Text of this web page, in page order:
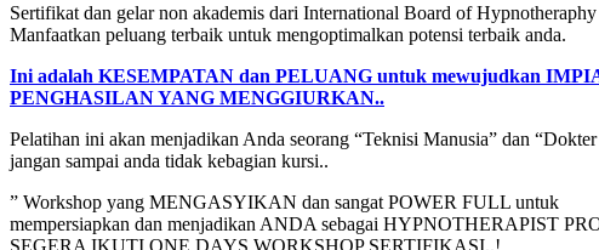
Sertifikat dan gelar non akademis dari International Board of
Manfaatkan peluang terbaik untuk mengoptimalkan potensi terbaik anda.
Ini adalah KESEMPATAN dan PELUANG untuk mewujudkan
PENGHASILAN YANG MENGGIURKAN..
Pelatihan ini akan menjadikan Anda seorang “Teknisi Manusia” dan
jangan sampai anda tidak kebagian kursi..
” Workshop yang MENGASYIKAN dan sangat POWER FULL untuk
mempersiapkan dan menjadikan ANDA sebagai HYPNOTHERAPIST
SEGERA IKUTI ONE DAYS WORKSHOP SERTIFIKASI..!